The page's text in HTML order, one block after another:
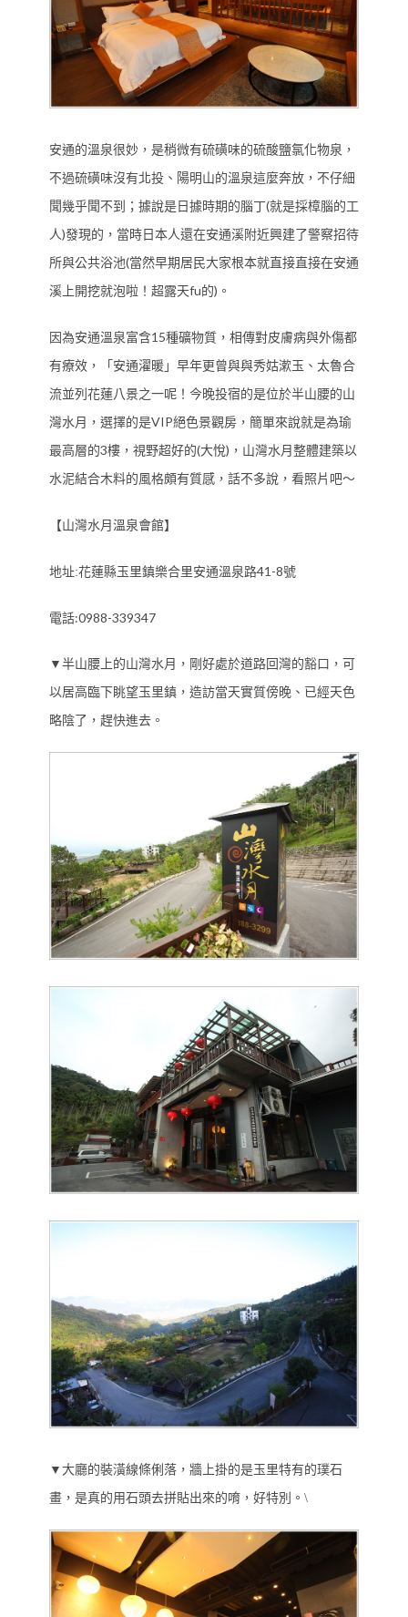
安通的溫泉很妙，是稍微有硫磺味的硫酸鹽氯化物泉，
不過硫磺味沒有北投、陽明山的溫泉這麼奔放，不仔細
聞幾乎聞不到；據說是日據時期的腦丁(就是採樟腦的工
人)發現的，當時日本人還在安通溪附近興建了警察招待
所與公共浴池(當然早期居民大家根本就直接直接在安通
溪上開挖就泡啦！超露天fu的) 。
因為安通溫泉富含15種礦物質，相傳對皮膚病與外傷都
有療效，「安通濯暖」早年更曾與與秀姑漱玉、太魯合
流並列花蓮八景之一呢！今晚投宿的是位於半山腰的山
灣水月，選擇的是VIP絕色景觀房，簡單來說就是為瑜
最高層的3樓，視野超好的(大悅) ，山灣水月整體建築以
水泥結合木料的風格頗有質感，話不多說，看照片吧～
【山灣水月溫泉會館】
地址:花蓮縣玉里鎮樂合里安通溫泉路41-8號
電話:0988-339347
▼ 半山腰上的山灣水月，剛好處於道路回灣的豁口，可
以居高臨下眺望玉里鎮，造訪當天實質傍晚、已經天色
略陰了，趕快進去。
▼ 大廳的裝潢線條俐落，牆上掛的是玉里特有的璞石
畫，是真的用石頭去拼貼出來的唷，好特別。\